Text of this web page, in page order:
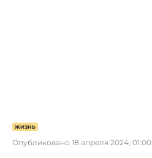
ЖИЗНЬ
Опубликовано 18 апреля 2024, 01:00